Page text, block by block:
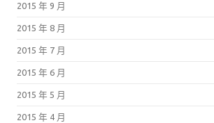
2015 年 9 月
2015 年 8 月
2015 年 7 月
2015 年 6 月
2015 年 5 月
2015 年 4 月